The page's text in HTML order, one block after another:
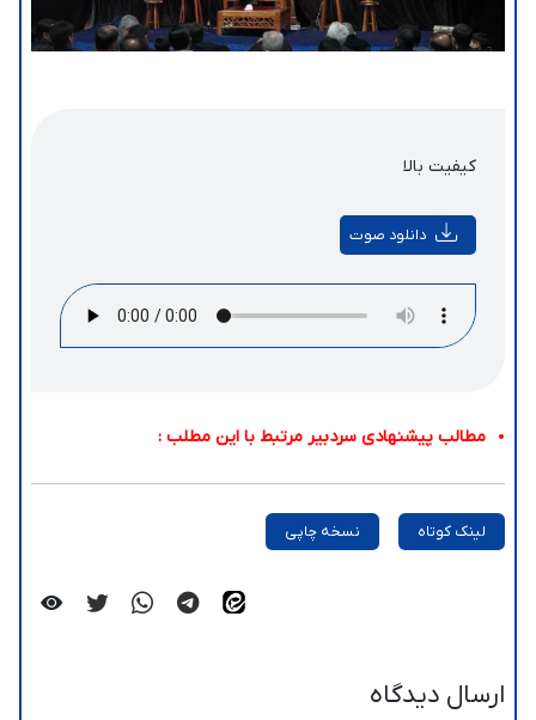
کیفیت بالا
دانلود صوت
مطالب پیشنهادی سردبیر مرتبط با این مطلب :
لینک کوتاه نسخه چاپی
ارسال دیدگاه